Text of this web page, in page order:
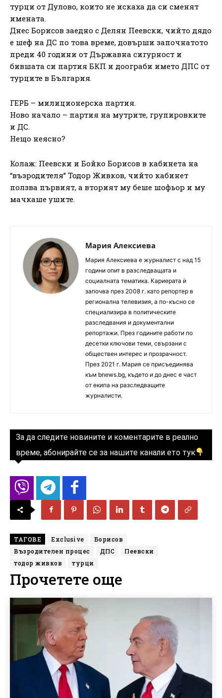
турци от Дулово, които не искаха да си сменят
имената.
Днес Борисов заедно с Делян Пеевски, чийто дядо
е шеф на ДС по това време, довърши започнатото
преди 40 години от Държавна сигурност и
бившата си партия БКП и доограби името ДПС от
турците в България.
ГЕРБ – милиционерска партия.
Ново начало – партия на мутрите, групировките
и ДС.
Нещо неясно?
Колаж: Пеевски и Бойко Борисов в кабинета на
“възродителя” Тодор Живков, чийто кабинет
ползва първият, а вторият му беше шофьор и му
мачкаше ушите.
Мария Алексиева
Мария Алексиева е журналист с над 15
години опит в разследващата и
социалната тематика. Кариерата ѝ
започва през 2008 г. като репортер в
регионална телевизия, а по-късно се
специализира в политическите
разследвания и документални
репортажи. През годините работи по
десетки ключови теми, свързани с
обществен интерес и прозрачност.
През 2021 г. Мария се присъединява
към bnews.bg, където и до днес е част
от екипа на разследващите
журналисти.
За да следите новините и коментарите в реално
време, абонирайте се за нашите канали ето тук
ТАГОВЕ Exclusive
Борисов
Възродителен процес
ДПС
Пеевски
тодор живков
турци
Прочетете още